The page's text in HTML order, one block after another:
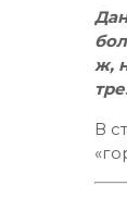
ж,
В